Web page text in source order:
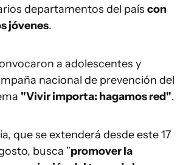
departamentos del país con
jóvenes.
a adolescentes y
nacional de prevención del
"Vivir importa: hagamos red".
que se extenderá desde este 17
busca "promover la